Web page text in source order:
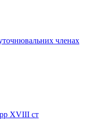
членах
ХVIIІ ст